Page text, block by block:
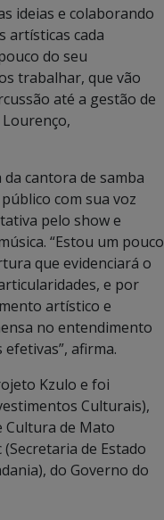
ideias e colaborando
artísticas cada
do seu
trabalhar, que vão
até a gestão de
cantora de samba
com sua voz
pelo show e
“Estou um pouco
que evidenciará o
e por
artístico e
no entendimento
afirma.
Kzulo e foi
Culturais),
Cultura de Mato
de Estado
do Governo do